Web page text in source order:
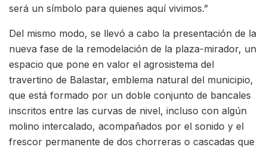
será un símbolo para quienes aquí vivimos.”
Del mismo modo, se llevó a cabo la presentación de la
nueva fase de la remodelación de la plaza-mirador, un
espacio que pone en valor el agrosistema del
travertino de Balastar, emblema natural del municipio,
que está formado por un doble conjunto de bancales
inscritos entre las curvas de nivel, incluso con algún
molino intercalado, acompañados por el sonido y el
frescor permanente de dos chorreras o cascadas que